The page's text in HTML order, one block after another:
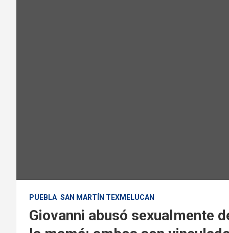
PUEBLA SAN MARTÍN TEXMELUCAN
Giovanni abusó sexualmente